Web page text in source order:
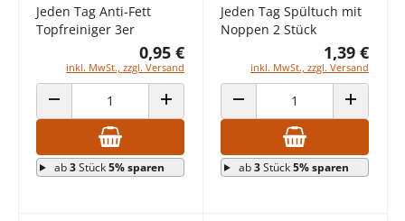
Jeden Tag Anti-Fett
Topfreiniger 3er
0,95 €
inkl. MwSt., zzgl. Versand
ANZAHL VERRINGERN ANZAHL ERHÖHEN
ab3Stück5% sparen
Jeden Tag Spültuch mit
Noppen 2 Stück
1,39 €
inkl. MwSt., zzgl. Versand
ANZAHL VERRINGERN ANZAHL
ab3Stück5% sparen